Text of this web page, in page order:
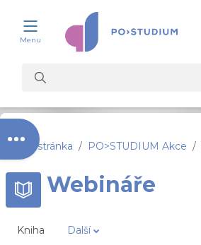
Menu
Vyhledat kurzy
Otevřít indexu kurzu
Titulní stránka PO>STUDIUM Akce
Webináře
Kniha Další